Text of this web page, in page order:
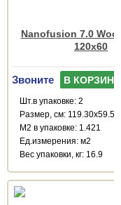
Nanofusion 7.0
120x60
Звоните В КОРЗИНУ
Шт.в упаковке: 2
Размер, см: 119.30x59.55
М2 в упаковке: 1.421
Ед.измерения: м2
Веc упаковки, кг: 16.9